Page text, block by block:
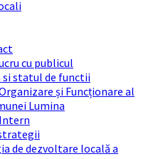
cu publicul
si statul de functii
și Funcționare al
Lumina
de dezvoltare locală a